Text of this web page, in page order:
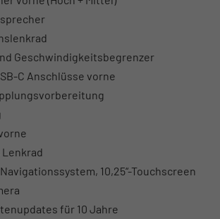
Geschwindigkeitsbegrenzer
C Anschlüsse vorne
10,25“-Touchscreen
für 10 Jahre